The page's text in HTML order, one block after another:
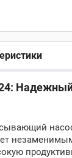
насос